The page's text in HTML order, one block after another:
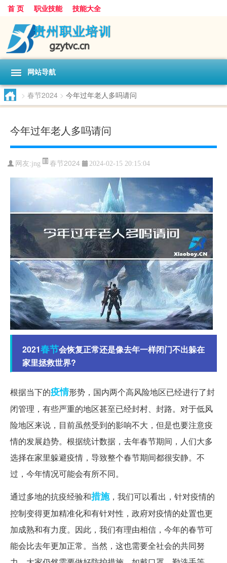
首 页 职业技能 技能大全
网站导航
> 春节2024 > 今年过年老人多吗请问
今年过年老人多吗请问
网友:jng 春节2024 2024-02-15 20:15:04
2021春节会恢复正常还是像去年一样闭门不出躲在
家里拯救世界?
根据当下的疫情形势，国内两个高风险地区已经进行了封
闭管理，有些严重的地区甚至已经封村、封路。对于低风
险地区来说，目前虽然受到的影响不大，但是也要注意疫
情的发展趋势。根据统计数据，去年春节期间，人们大多
选择在家里躲避疫情，导致整个春节期间都很安静。不
过，今年情况可能会有所不同。
通过多地的抗疫经验和措施，我们可以看出，针对疫情的
控制变得更加精准化和有针对性，政府对疫情的处置也更
加成熟和有力度。因此，我们有理由相信，今年的春节可
能会比去年更加正常。当然，这也需要全社会的共同努